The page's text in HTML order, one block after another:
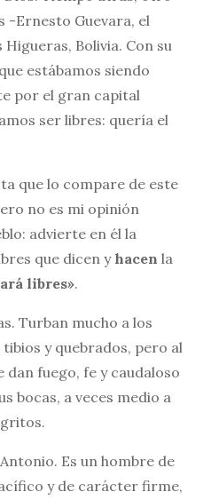
-Ernesto Guevara, el
Bolivia. Con su
que estábamos siendo
por el gran capital
ser libres: quería el
que lo compare de este
no es mi opinión
advierte en él la
que dicen y hacen la
libres».
Turban mucho a los
y quebrados, pero al
dan fuego, fe y caudaloso
bocas, a veces medio a
Es un hombre de
y de carácter firme,